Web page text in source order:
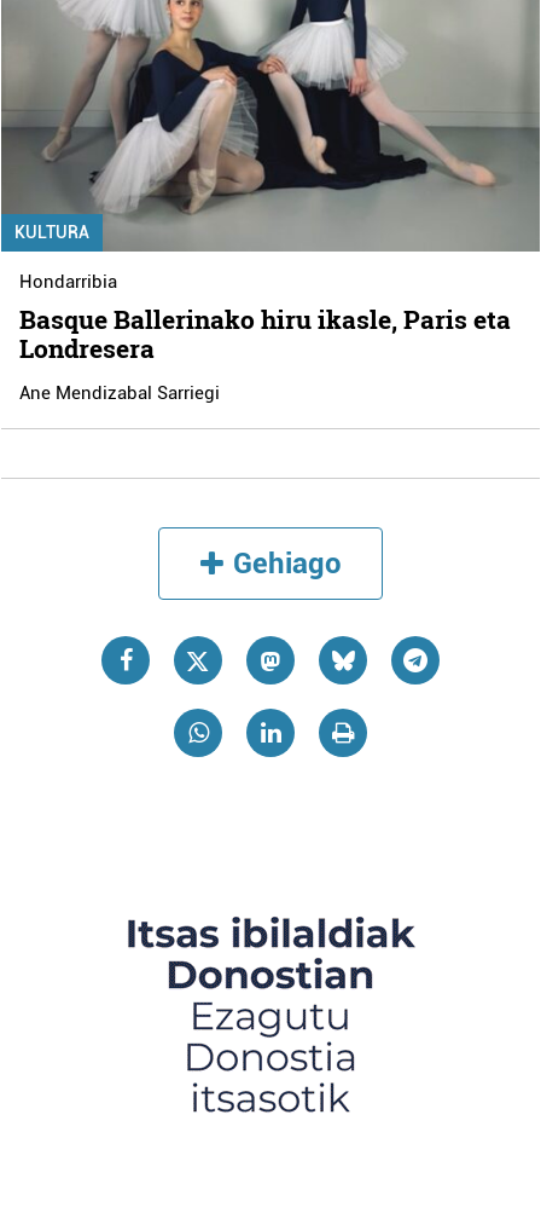
KULTURA
Hondarribia
Basque Ballerinako hiru ikasle, Paris eta
Londresera
Ane Mendizabal Sarriegi
Gehiago